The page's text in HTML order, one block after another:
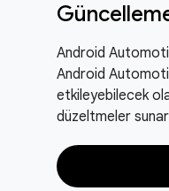
Android
Android
etkileyebilecek
düzeltmeler